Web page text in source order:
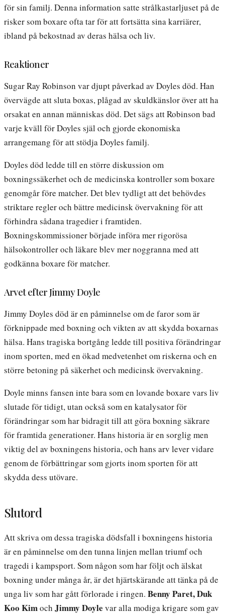
för sin familj. Denna information satte strålkastarljuset på de
risker som boxare ofta tar för att fortsätta sina karriärer,
ibland på bekostnad av deras hälsa och liv.
Reaktioner
Sugar Ray Robinson var djupt påverkad av Doyles död. Han
övervägde att sluta boxas, plågad av skuldkänslor över att ha
orsakat en annan människas död. Det sägs att Robinson bad
varje kväll för Doyles själ och gjorde ekonomiska
arrangemang för att stödja Doyles familj.
Doyles död ledde till en större diskussion om
boxningssäkerhet och de medicinska kontroller som boxare
genomgår före matcher. Det blev tydligt att det behövdes
striktare regler och bättre medicinsk övervakning för att
förhindra sådana tragedier i framtiden.
Boxningskommissioner började införa mer rigorösa
hälsokontroller och läkare blev mer noggranna med att
godkänna boxare för matcher.
Arvet efter Jimmy Doyle
Jimmy Doyles död är en påminnelse om de faror som är
förknippade med boxning och vikten av att skydda boxarnas
hälsa. Hans tragiska bortgång ledde till positiva förändringar
inom sporten, med en ökad medvetenhet om riskerna och en
större betoning på säkerhet och medicinsk övervakning.
Doyle minns fansen inte bara som en lovande boxare vars liv
slutade för tidigt, utan också som en katalysator för
förändringar som har bidragit till att göra boxning säkrare
för framtida generationer. Hans historia är en sorglig men
viktig del av boxningens historia, och hans arv lever vidare
genom de förbättringar som gjorts inom sporten för att
skydda dess utövare.
Slutord
Att skriva om dessa tragiska dödsfall i boxningens historia
är en påminnelse om den tunna linjen mellan triumf och
tragedi i kampsport. Som någon som har följt och älskat
boxning under många år, är det hjärtskärande att tänka på de
unga liv som har gått förlorade i ringen. Benny Paret, Duk
Koo Kimoch Jimmy Doyle var alla modiga krigare som gav